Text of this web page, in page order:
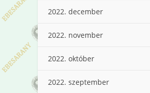
2022. december
2022. november
2022. október
2022. szeptember